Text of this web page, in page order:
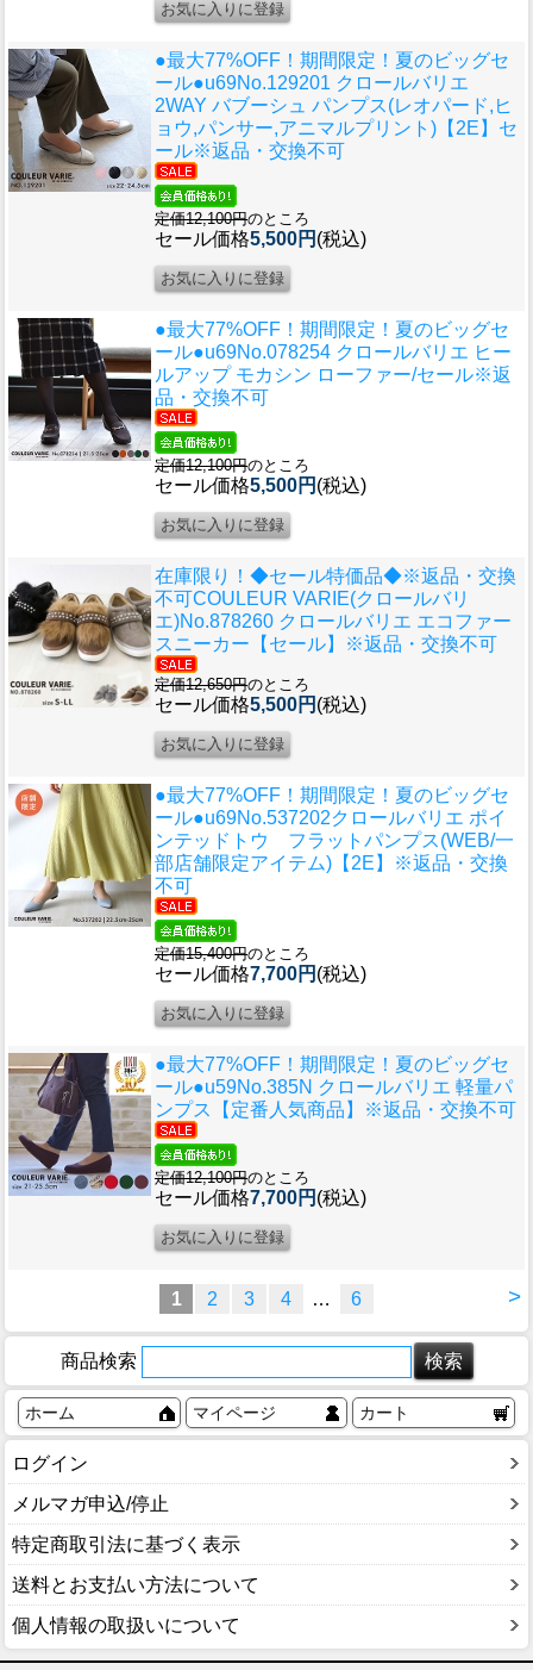
●最大77%OFF！期間限定！夏のビッグセ
ール●u69No.129201 クロールバリエ
2WAY バブーシュ パンプス(レオパード,ヒ
ョウ,パンサー,アニマルプリント)【2E】セ
ール※返品・交換不可
定価12,100円のところ
セール価格5,500円 (税込)
●最大77%OFF！期間限定！夏のビッグセ
ール●u69No.078254 クロールバリエ ヒー
ルアップ モカシン ローファー/セール※返
品・交換不可
定価12,100円のところ
セール価格5,500円 (税込)
在庫限り！◆セール特価品◆※返品・交換
不可COULEUR VARIE(クロールバリ
エ)No.878260 クロールバリエ エコファー
スニーカー【セール】※返品・交換不可
定価12,650円のところ
セール価格5,500円 (税込)
●最大77%OFF！期間限定！夏のビッグセ
ール●u69No.537202クロールバリエ ポイ
ンテッドトウ フラットパンプス(WEB/一
部店舗限定アイテム)【2E】※返品・交換
不可
定価15,400円のところ
セール価格7,700円 (税込)
●最大77%OFF！期間限定！夏のビッグセ
ール●u59No.385N クロールバリエ 軽量パ
ンプス【定番人気商品】※返品・交換不可
定価12,100円のところ
セール価格7,700円 (税込)
>
1 2 3 4 … 6
商品検索
ホーム マイページ カート
ログイン
メルマガ申込/停止
特定商取引法に基づく表示
送料とお支払い方法について
個人情報の取扱いについて